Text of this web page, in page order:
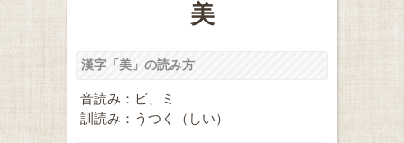
美
漢字「美」の読み方
音読み：ビ、ミ
訓読み：うつく（しい）